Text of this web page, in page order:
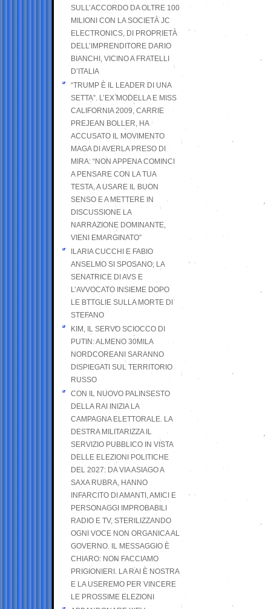
SULL’ACCORDO DA OLTRE 100
MILIONI CON LA SOCIETÀ JC
ELECTRONICS, DI PROPRIETÀ
DELL’IMPRENDITORE DARIO
BIANCHI, VICINO A FRATELLI
D’ITALIA
“TRUMP È IL LEADER DI UNA
SETTA”. L’EX MODELLA E MISS
CALIFORNIA 2009, CARRIE
PREJEAN BOLLER, HA
ACCUSATO IL MOVIMENTO
MAGA DI AVERLA PRESO DI
MIRA: “NON APPENA COMINCI
A PENSARE CON LA TUA
TESTA, A USARE IL BUON
SENSO E A METTERE IN
DISCUSSIONE LA
NARRAZIONE DOMINANTE,
VIENI EMARGINATO”
ILARIA CUCCHI E FABIO
ANSELMO SI SPOSANO; LA
SENATRICE DI AVS E
L’AVVOCATO INSIEME DOPO
LE BTTGLIE SULLA MORTE DI
STEFANO
KIM, IL SERVO SCIOCCO DI
PUTIN: ALMENO 30MILA
NORDCOREANI SARANNO
DISPIEGATI SUL TERRITORIO
RUSSO
CON IL NUOVO PALINSESTO
DELLA RAI INIZIA LA
CAMPAGNA ELETTORALE. LA
DESTRA MILITARIZZA IL
SERVIZIO PUBBLICO IN VISTA
DELLE ELEZIONI POLITICHE
DEL 2027: DA VIA ASIAGO A
SAXA RUBRA, HANNO
INFARCITO DI AMANTI, AMICI E
PERSONAGGI IMPROBABILI
RADIO E TV, STERILIZZANDO
OGNI VOCE NON ORGANICA AL
GOVERNO. IL MESSAGGIO È
CHIARO: NON FACCIAMO
PRIGIONIERI. LA RAI È NOSTRA
E LA USEREMO PER VINCERE
LE PROSSIME ELEZIONI